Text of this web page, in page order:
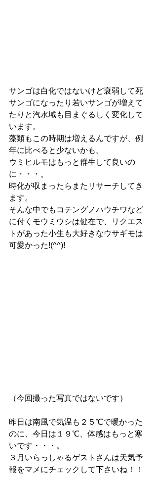
サンゴは白化ではないけど衰弱して死
サンゴになったり若いサンゴが増えて
たりと汽水域も目まぐるしく変化して
います。
藻類もこの時期は増えるんですが、例
年に比べると少ないかも。
ウミヒルモはもっと群生して良いの
に・・・。
時化が収まったらまたリサーチしてき
ます。
そんな中でもコテングノハウチワなど
に付くモウミウシは健在で、リクエス
トがあった小生も大好きなウサギモは
可愛かった!(^^)!
（今回撮った写真ではないです）
昨日は南風で気温も２５℃で暖かった
のに、今日は１９℃、体感はもっと寒
いです・・・。
３月いらっしゃるゲストさんは天気予
報をマメにチェックして下さいね！！